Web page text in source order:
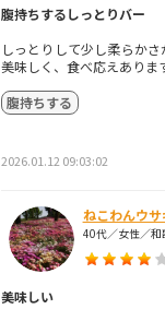
腹持ちするしっとりバー
しっとりして少し柔らか
美味しく、食べ応えありま
腹持ちする
2026.01.12 09:03:02
ねこわんウサ
40代／女性／和
美味しい